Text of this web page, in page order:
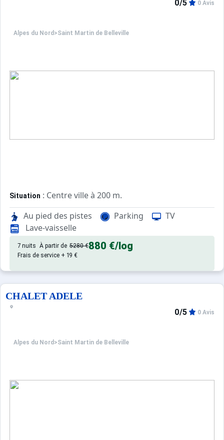
Alpes du Nord >Saint Martin de Belleville
0/5 0 Avis
Situation : Centre ville à 200 m.
Appartement de particulier : Appartements confortables et
Au pied des pistes Parking
TV
Lave-vaisselle
7 nuits À partir de 5280 €880 €/log
Frais de service + 19 €
CHALET ADELE
Alpes du Nord >Saint Martin de Belleville
0/5 0 Avis